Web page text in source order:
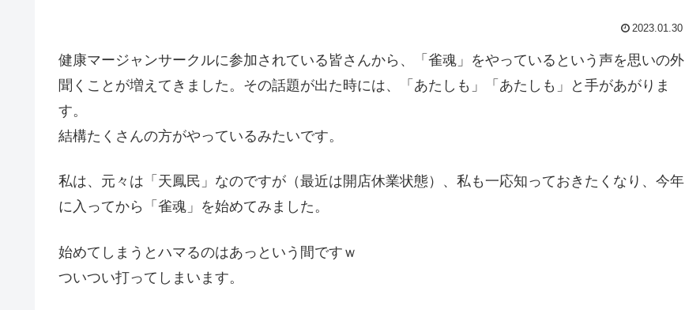
2023.01.30
健康マージャンサークルに参加されている皆さんから、「雀魂」をやっているという声を思いの外
聞くことが増えてきました。その話題が出た時には、「あたしも」「あたしも」と手があがりま
す。
結構たくさんの方がやっているみたいです。
私は、元々は「天鳳民」なのですが（最近は開店休業状態）、私も一応知っておきたくなり、今年
に入ってから「雀魂」を始めてみました。
始めてしまうとハマるのはあっという間ですｗ
ついつい打ってしまいます。